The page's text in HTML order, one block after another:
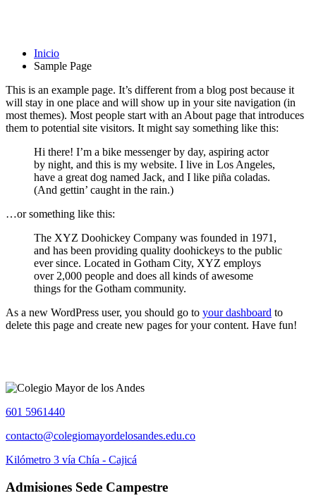
Inicio
Sample Page
This is an example page. It’s different from a blog post because it
will stay in one place and will show up in your site navigation (in
most themes). Most people start with an About page that introduces
them to potential site visitors. It might say something like this:
Hi there! I’m a bike messenger by day, aspiring actor
by night, and this is my website. I live in Los Angeles,
have a great dog named Jack, and I like piña coladas.
(And gettin’ caught in the rain.)
…or something like this:
The XYZ Doohickey Company was founded in 1971,
and has been providing quality doohickeys to the public
ever since. Located in Gotham City, XYZ employs
over 2,000 people and does all kinds of awesome
things for the Gotham community.
As a new WordPress user, you should go to your dashboard to
delete this page and create new pages for your content. Have fun!
601 5961440
contacto@colegiomayordelosandes.edu.co
Kilómetro 3 vía Chía - Cajicá
Admisiones Sede Campestre